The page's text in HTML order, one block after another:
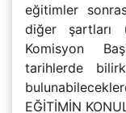
eğitimler
diğer
Komisyon
tarihlerde
EĞİTİMİN